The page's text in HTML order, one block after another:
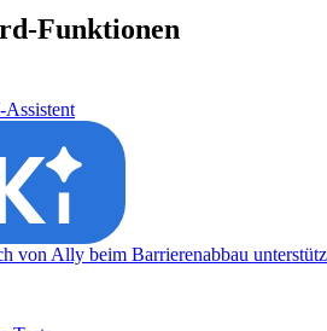
Funktionen
von Ally beim Barrierenabbau